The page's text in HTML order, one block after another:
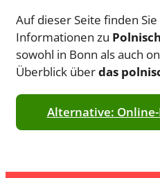
Auf dieser Seite finden
Informationen zu
sowohl in Bonn als auch
Überblick überdas
Alternative: